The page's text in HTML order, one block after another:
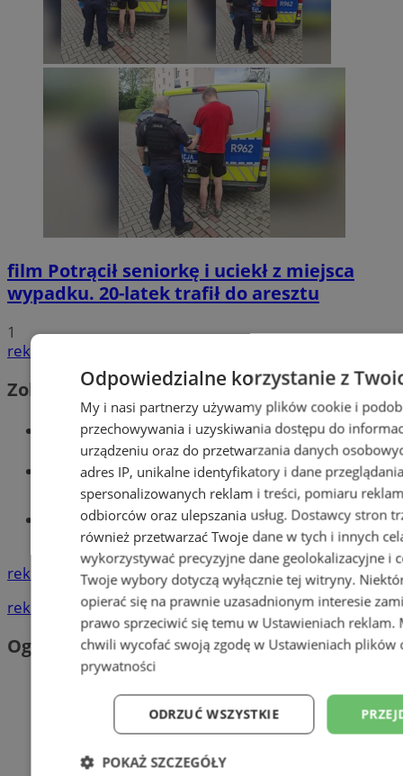
film Potrącił seniorkę i uciekł z miejsca
wypadku. 20-latek trafił do aresztu
1
reklama
Zobacz również
Wiadomości kryminalne w Wodzisławiu
Wiadomości lokalne
Tworzenie stron www - Wodzisław
Śląski
reklama
reklama
Ogłoszenia
Odpowiedzialne korzystanie z
My i nasi partnerzy używamy plików cookie i
przechowywania i uzyskiwania dostępu do
urządzeniu oraz do przetwarzania danych
adres IP, unikalne identyfikatory i dane
spersonalizowanych reklam i treści, pomiaru
odbiorców oraz ulepszania usług. Dostawcy stron
również przetwarzać Twoje dane w tych i innych
wykorzystywać precyzyjne dane geolokalizacyjne i
Twoje wybory dotyczą wyłącznie tej witryny.
opierać się na prawnie uzasadnionym interesie
prawo sprzeciwić się temu w Ustawieniach reklam.
chwili wycofać swoją zgodę w Ustawieniach plików
prywatności
ODRZUĆ WSZYSTKIE
POKAŻ SZCZEGÓŁY